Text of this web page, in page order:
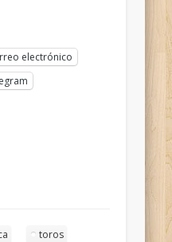
electrónico
toros